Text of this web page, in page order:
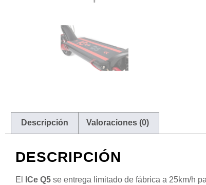
Descripción Valoraciones (0)
DESCRIPCIÓN
El ICe Q5 se entrega limitado de fábrica a 25km/h